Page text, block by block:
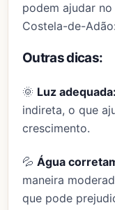
podem ajudar
Costela-de-Adão:
Outras dicas:
🌞 Luz adequada:
indireta, o que
crescimento.
💦 Água
maneira
que pode